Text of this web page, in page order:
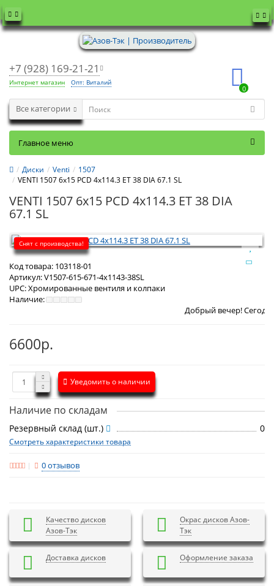
+7 (928) 169-21-21
Интернет магазин Опт: Виталий
0
Все категории
Главное меню
Диски Venti
1507
VENTI 1507 6x15 PCD 4x114.3 ET 38 DIA 67.1 SL
VENTI 1507 6x15 PCD 4x114.3 ET 38 DIA
67.1 SL
Снят с производства!
Код товара: 103118-01
Артикул:V1507-615-671-4x1143-38SL
UPC:Хромированные вентиля и колпаки
Наличие:
Добрый вечер! СегодняПятница 7
6600р.
Уведомить о наличии
Наличие по складам
Резервный склад (шт.) 0
Смотреть характеристики товара
0 отзывов
Качество дисков
Азов-Тэк
Окрас дисков Азов-
Тэк
Доставка дисков Оформление заказа